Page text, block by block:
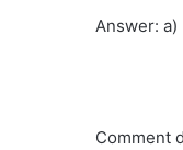
Answer:
Comment